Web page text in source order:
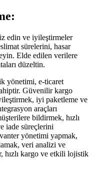
edin ve iyileştirmeler
sürelerini, hasar
Elde edilen verilere
düzeltin.
yönetimi, e-ticaret
Güvenilir kargo
iyi paketleme ve
araçları
bildirmek, hızlı
iade süreçlerini
yönetimi yapmak,
veri analizi ve
hızlı kargo ve etkili lojistik